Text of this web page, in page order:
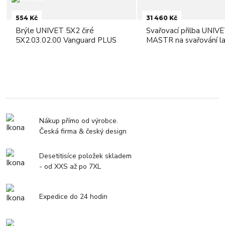
554 Kč
Brýle UNIVET 5X2 čiré
5X2.03.02.00 Vanguard PLUS
31 460 Kč
Svařovací přilba
MASTR na svařování
Nákup přímo od výrobce.
Česká firma & český design
Desetitisíce položek skladem
- od XXS až po 7XL
Expedice do 24 hodin